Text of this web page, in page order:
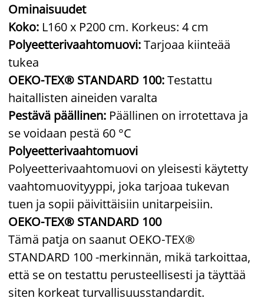
Ominaisuudet
Koko: L160 x P200 cm. Korkeus: 4 cm
Polyeetterivaahtomuovi:Tarjoaa kiinteää
tukea
OEKO-TEX® STANDARD 100:Testattu
haitallisten aineiden varalta
Pestävä päällinen: Päällinen on irrotettava ja
se voidaan pestä 60 °C
Polyeetterivaahtomuovi
Polyeetterivaahtomuovi on yleisesti käytetty
vaahtomuovityyppi, joka tarjoaa tukevan
tuen ja sopii päivittäisiin unitarpeisiin.
OEKO-TEX® STANDARD 100
Tämä patja on saanut OEKO-TEX®
STANDARD 100 -merkinnän, mikä tarkoittaa,
että se on testattu perusteellisesti ja täyttää
siten korkeat turvallisuusstandardit.